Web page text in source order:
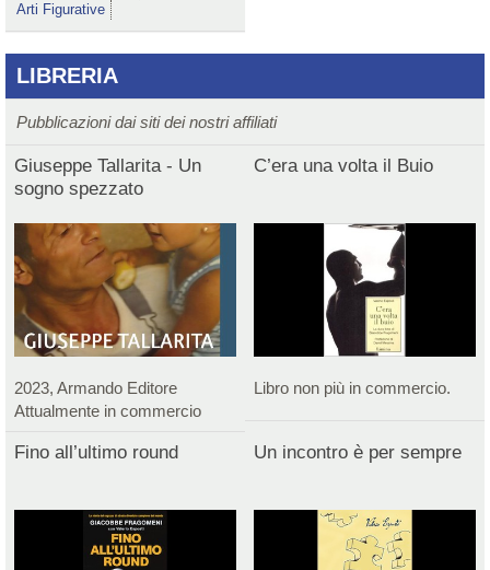
Arti Figurative
LIBRERIA
Pubblicazioni dai siti dei nostri affiliati
Giuseppe Tallarita - Un
sogno spezzato
2023, Armando Editore
Attualmente in commercio
C’era una volta il Buio
Libro non più in commercio.
Fino all’ultimo round Un incontro è per sempre